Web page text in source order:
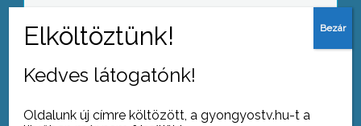
Hagyomány már, hogy a Cantus
Kedves látogatónk!
Oldalunk új címre költözött, a gyongyostv.hu-t a